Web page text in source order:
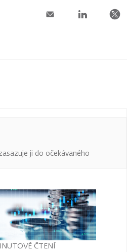
ji do očekávaného
ČTENÍ